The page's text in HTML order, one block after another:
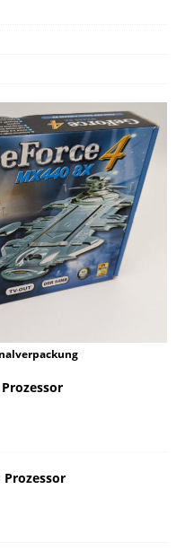
Prozessor